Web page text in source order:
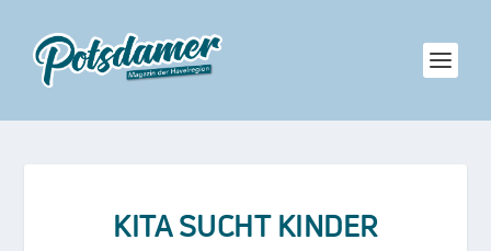
KITA SUCHT KINDER